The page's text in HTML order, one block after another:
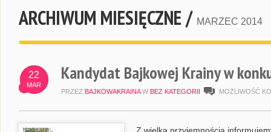
ARCHIWUM MIESIĘCZNE / MARZEC 2014
22
MAR
Kandydat Bajkowej Krainy w
PRZEZ BAJKOWAKRAINA W BEZ KATEGORII MOŻLIWOŚĆ